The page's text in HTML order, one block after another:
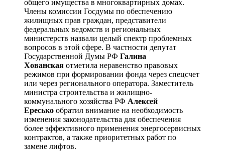
общего имущества в многоквартирных домах.
Члены комиссии Госдумы по обеспечению
жилищных прав граждан, представители
федеральных ведомств и региональных
министерств назвали целый спектр проблемных
вопросов в этой сфере. В частности депутат
Государственной Думы РФ Галина
Хованская отметила неравенство правовых
режимов при формировании фонда через спецсчет
или через регионального оператора. Заместитель
министра строительства и жилищно-
коммунального хозяйства РФ Алексей
Ересько обратил внимание на необходимость
изменения законодательства для обеспечения
более эффективного применения энергосервисных
контрактов, а также приоритетных работ по
замене лифтов.